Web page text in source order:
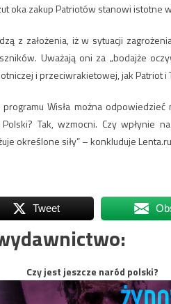
oka zakup Patriotów stanowi istotne
z założenia, iż w sytuacji
Uważają oni za „bodajże
i przeciwrakietowej, jak Patriot i
Wisła można
Tak, wzmocni. Czy wpłynie
określone siły” – konkluduje
Tweet
Czy jest jeszcze naród polski?